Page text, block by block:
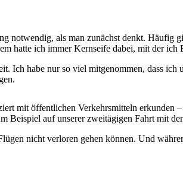
notwendig, als man zunächst denkt. Häufig
hatte ich immer Kernseife dabei, mit der ich
Ich habe nur so viel mitgenommen, dass
mit öffentlichen Verkehrsmitteln
Beispiel auf unserer zweitägigen Fahrt mit
nicht verloren gehen können. Und